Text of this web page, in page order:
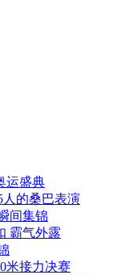
运盛典
人的桑巴表演
间集锦
霸气外露
米接力决赛